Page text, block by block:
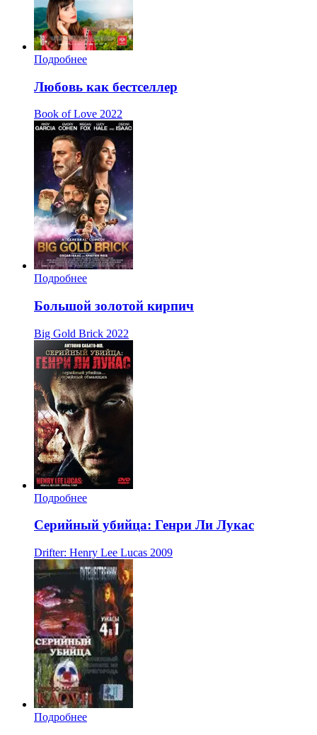
Подробнее
Любовь как бестселлер
Book of Love 2022
Подробнее
Большой золотой кирпич
Big Gold Brick 2022
Подробнее
Серийный убийца: Генри Ли Лукас
Drifter: Henry Lee Lucas 2009
Подробнее